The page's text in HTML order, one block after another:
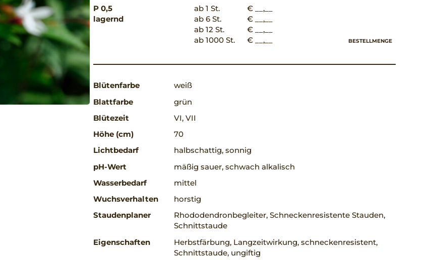
P 0,5
lagernd
ab 1 St.
€ __,__
ab 6 St.
€ __,__
ab 12 St.
€ __,__
ab 1000 St.
€ __,__ BESTELLMENGE
Blütenfarbe
weiß
Blattfarbe
grün
Blütezeit
VI, VII
Höhe (cm)
70
Lichtbedarf
halbschattig, sonnig
pH-Wert
mäßig sauer, schwach alkalisch
Wasserbedarf
mittel
Wuchsverhalten
horstig
Staudenplaner
Rhododendronbegleiter, Schneckenresistente Stauden,
Schnittstaude
Eigenschaften
Herbstfärbung, Langzeitwirkung, schneckenresistent,
Schnittstaude, ungiftig